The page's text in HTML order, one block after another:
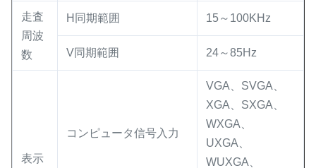
走査
周波
数
H同期範囲 15～100KHz
V同期範囲 24～85Hz
表示
コンピュータ信号入力
VGA、SVGA、
XGA、SXGA、
WXGA、
UXGA、
WUXGA、